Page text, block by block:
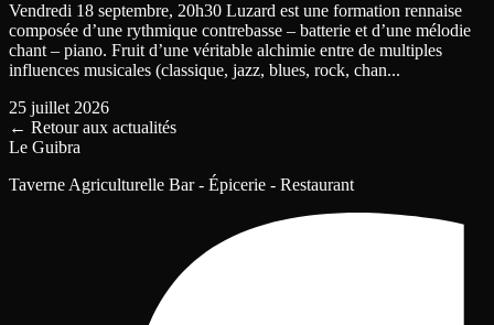
Vendredi 18 septembre, 20h30 Luzard est une formation rennaise
composée d’une rythmique contrebasse – batterie et d’une mélodie
chant – piano. Fruit d’une véritable alchimie entre de multiples
influences musicales (classique, jazz, blues, rock, chan...
25 juillet 2026
← Retour aux actualités
Le Guibra
Taverne Agriculturelle Bar - Épicerie - Restaurant